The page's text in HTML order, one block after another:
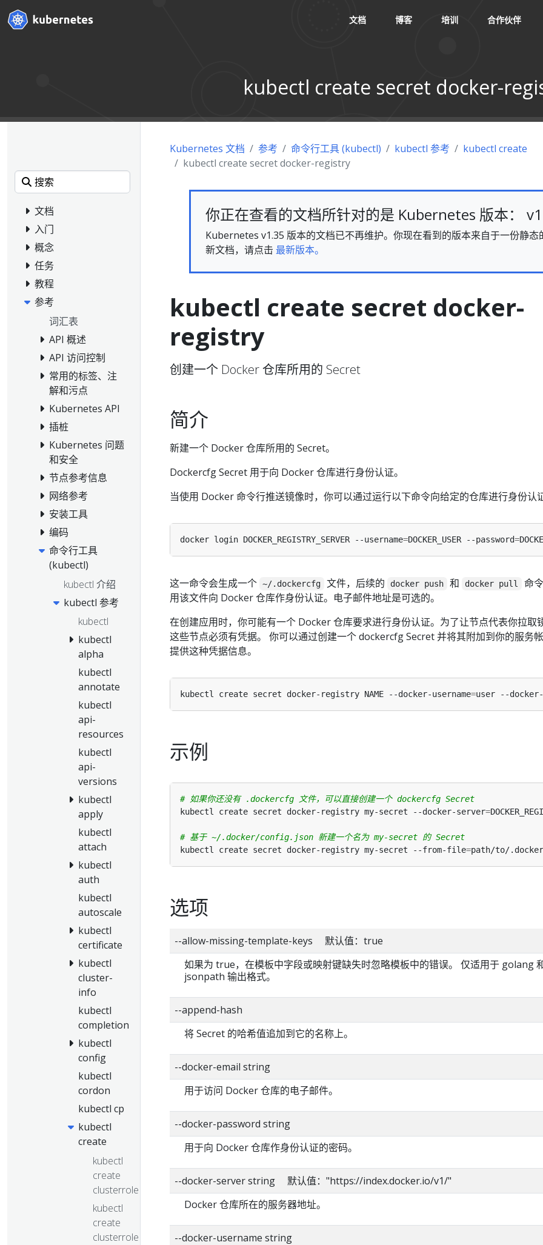
文档 博客 培训 合作伙伴
kubectl create secret docker-
文档
入门
概念
任务
教程
参考
词汇表
API 概述
API 访问控制
常用的标签、注
解和污点
Kubernetes API
插桩
Kubernetes 问题
和安全
节点参考信息
网络参考
安装工具
编码
命令行工具
(kubectl)
kubectl 介绍
kubectl 参考
kubectl
kubectl
alpha
kubectl
annotate
kubectl
api-
resources
kubectl
api-
versions
kubectl
apply
kubectl
attach
kubectl
auth
kubectl
autoscale
kubectl
certificate
kubectl
cluster-
info
kubectl
completion
kubectl
config
kubectl
cordon
kubectl cp
kubectl
create
kubectl
create
clusterrole
kubectl
create
clusterrolebinding
Kubernetes 文档 参考 命令行工具 (kubectl) kubectl 参考
kubectl create
kubectl create secret docker-registry
你正在查看的文档所针对的是 Kubernetes 版本：
Kubernetes v1.35 版本的文档已不再维护。你现在看到的版本来自于一份静态
新文档，请点击 最新版本。
kubectl create secret docker-
registry
创建一个 Docker 仓库所用的 Secret
简介
新建一个 Docker 仓库所用的 Secret。
Dockercfg Secret 用于向 Docker 仓库进行身份认证。
当使用 Docker 命令行推送镜像时，你可以通过运行以下命令向给定的仓库进行身份认
docker login DOCKER_REGISTRY_SERVER --username=DOCKER_USER --password=
这一命令会生成一个 ~/.dockercfg 文件，后续的 docker push 和 docker pull
命
用该文件向 Docker 仓库作身份认证。电子邮件地址是可选的。
在创建应用时，你可能有一个 Docker 仓库要求进行身份认证。为了让节点代表你拉取
这些节点必须有凭据。 你可以通过创建一个 dockercfg Secret 并将其附加到你的服务
提供这种凭据信息。
kubectl create secret docker-registry NAME --docker-username=user --docker-
示例
# 如果你还没有 .dockercfg 文件，可以直接创建一个 dockercfg Secret
kubectl create secret docker-registry my-secret --docker-server=
# 基于 ~/.docker/config.json 新建一个名为 my-secret 的 Secret
kubectl create secret docker-registry my-secret --from-file=
选项
--allow-missing-template-keys 默认值：true
如果为 true，在模板中字段或映射键缺失时忽略模板中的错误。 仅适用于 golang
jsonpath 输出格式。
--append-hash
将 Secret 的哈希值追加到它的名称上。
--docker-email string
用于访问 Docker 仓库的电子邮件。
--docker-password string
用于向 Docker 仓库作身份认证的密码。
--docker-server string 默认值："https://index.docker.io/v1/"
Docker 仓库所在的服务器地址。
--docker-username string